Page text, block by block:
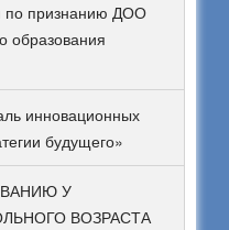
по признанию ДОО
образования
инновационных
будущего»
У
ВОЗРАСТА